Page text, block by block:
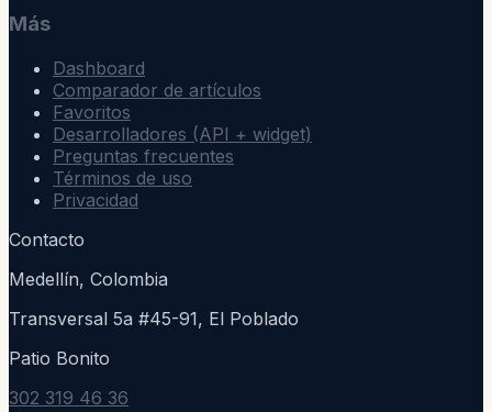
Más
Dashboard
Comparador de artículos
Favoritos
Desarrolladores (API + widget)
Preguntas frecuentes
Términos de uso
Privacidad
Contacto
Medellín, Colombia
Transversal 5a #45-91, El Poblado
Patio Bonito
302 319 46 36